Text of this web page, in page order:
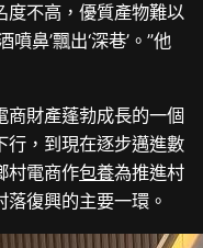
度不高，優質產物難以
鼻’飄出‘深巷’。”他
商財產蓬勃成長的一個
行，到現在逐步邁進數
村電商作包養為推進村
復興的主要一環。